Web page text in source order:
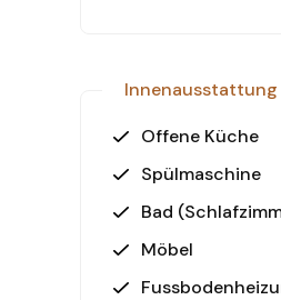
Innenausstattung
Offene Küche
Spülmaschine
Bad
Möbel